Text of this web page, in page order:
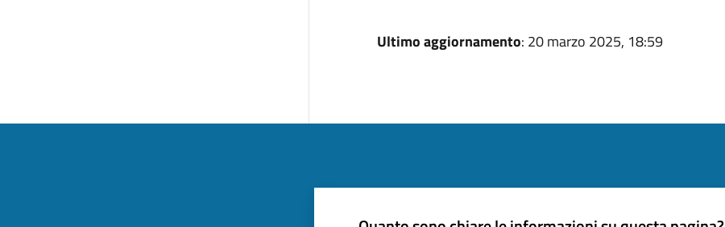
Ultimo aggiornamento: 20 marzo 2025, 18:59